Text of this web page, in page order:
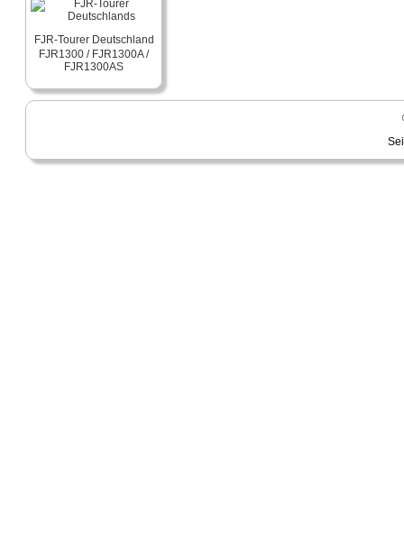
FJR-Tourer Deutschland
FJR1300 / FJR1300A /
FJR1300AS